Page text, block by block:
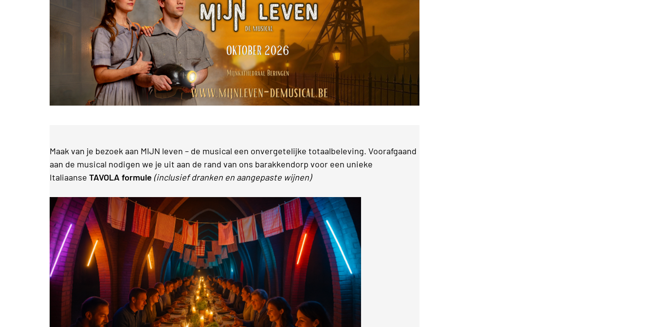
Maak van je bezoek aan MIJN leven – de musical een onvergetelijke totaalbeleving. Voorafgaand
aan de musical nodigen we je uit aan de rand van ons barakkendorp voor een unieke
Italiaanse TAVOLA formule (inclusief dranken en aangepaste wijnen)